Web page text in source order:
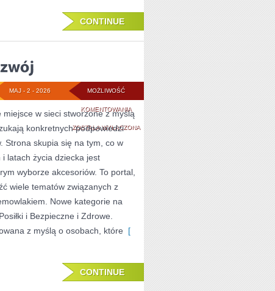
CONTINUE
MOŻLIWOŚĆ
KOMENTOWANIAZABAWA
I
ROZWÓJ
ZOSTAŁA WYŁĄCZONA
MAJ - 2 - 2026
w sieci stworzone z myślą
konkretnych podpowiedzi
Strona skupia się na tym, co w
latach życia dziecka jest
wyborze akcesoriów. To portal,
wiele tematów związanych z
Nowe kategorie na
i Bezpieczne i Zdrowe.
z myślą o osobach, które [
CONTINUE